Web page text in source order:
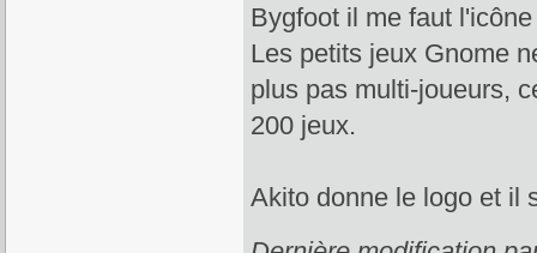
Bygfoot il me faut
Les petits jeux Gnome
plus pas multi-joueurs,
200 jeux.
Akito donne le logo et il